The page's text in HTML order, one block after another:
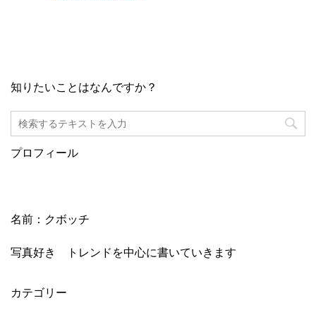
知りたいことはなんですか？
プロフィール
名前：クボッチ
写真好き トレンドを中心に書いていきます
カテゴリー